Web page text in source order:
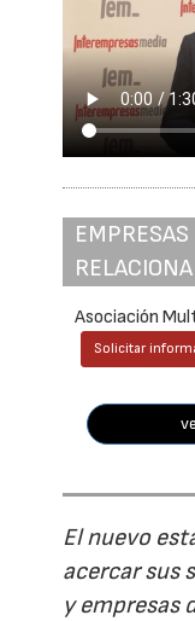
Asociación
Solicitar
El nuevo
acercar sus
y empresas